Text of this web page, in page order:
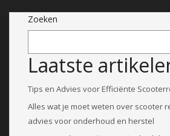
Zoeken
Laatste
Tips en Advies voor Efficiënte
Alles wat je moet weten over scooter
advies voor onderhoud en herstel